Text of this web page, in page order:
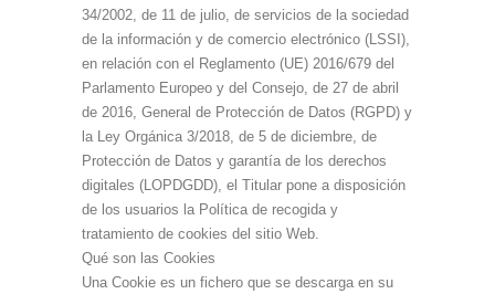
34/2002, de 11 de julio, de servicios de la sociedad
de la información y de comercio electrónico (LSSI),
en relación con el Reglamento (UE) 2016/679 del
Parlamento Europeo y del Consejo, de 27 de abril
de 2016, General de Protección de Datos (RGPD) y
la Ley Orgánica 3/2018, de 5 de diciembre, de
Protección de Datos y garantía de los derechos
digitales (LOPDGDD), el Titular pone a disposición
de los usuarios la Política de recogida y
tratamiento de cookies del sitio Web.
Qué son las Cookies
Una Cookie es un fichero que se descarga en su